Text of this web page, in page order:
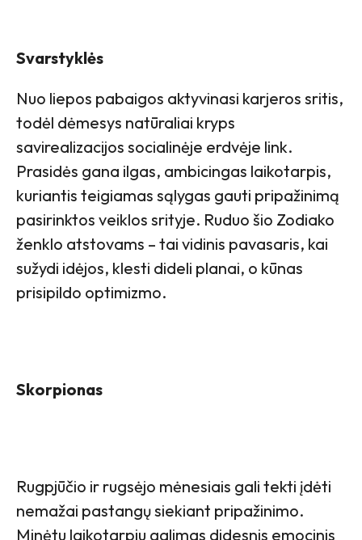
Svarstyklės
Nuo liepos pabaigos aktyvinasi karjeros sritis,
todėl dėmesys natūraliai kryps
savirealizacijos socialinėje erdvėje link.
Prasidės gana ilgas, ambicingas laikotarpis,
kuriantis teigiamas sąlygas gauti pripažinimą
pasirinktos veiklos srityje. Ruduo šio Zodiako
ženklo atstovams – tai vidinis pavasaris, kai
sužydi idėjos, klesti dideli planai, o kūnas
prisipildo optimizmo.
Skorpionas
Rugpjūčio ir rugsėjo mėnesiais gali tekti įdėti
nemažai pastangų siekiant pripažinimo.
Minėtu laikotarpiu galimas didesnis emocinis